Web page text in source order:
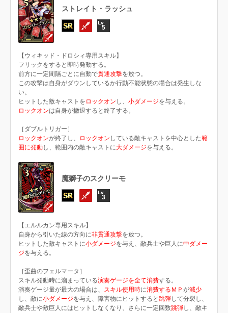
ストレイト・ラッシュ
5
【ウィキッド・ドロシィ専用スキル】
フリックをすると即時発動する。
前方に一定間隔ごとに自動で貫通攻撃を放つ。
この攻撃は自身がダウンしているか行動不能状態の場合は発生しな
い。
ヒットした敵キャストを ロックオン し、 小ダメージを与える。
ロックオンは自身が撤退すると終了する。
［ダブルトリガー］
ロックオンが終了し、 ロックオン している敵キャストを中心とした範
囲に発動し、範囲内の敵キャストに大ダメージを与える。
魔獅子のスクリーモ
3
【エルルカン専用スキル】
自身から引いた線の方向に非貫通攻撃を放つ。
ヒットした敵キャストに小ダメージを与え、敵兵士や巨人に中ダメー
ジを与える。
［歪曲のフェルマータ］
スキル発動時に溜まっている演奏ゲージを全て消費する。
演奏ゲージ量が最大の場合は、 スキル使用時に消費するＭＰ が減少
し、敵に小ダメージを与え、障害物にヒットすると 跳弾して分裂し、
敵兵士や敵巨人にはヒットしなくなり、さらに一定回数跳弾し、敵キ